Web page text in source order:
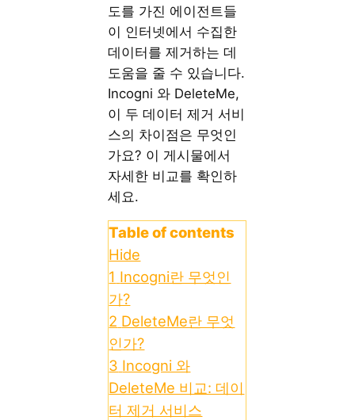
도를 가진 에이전트들
이 인터넷에서 수집한
데이터를 제거하는 데
도움을 줄 수 있습니다.
Incogni 와 DeleteMe,
이 두 데이터 제거 서비
스의 차이점은 무엇인
가요? 이 게시물에서
자세한 비교를 확인하
세요.
Table of contents
Hide
1 Incogni란 무엇인
가?
2 DeleteMe란 무엇
인가?
3 Incogni 와
DeleteMe 비교: 데이
터 제거 서비스